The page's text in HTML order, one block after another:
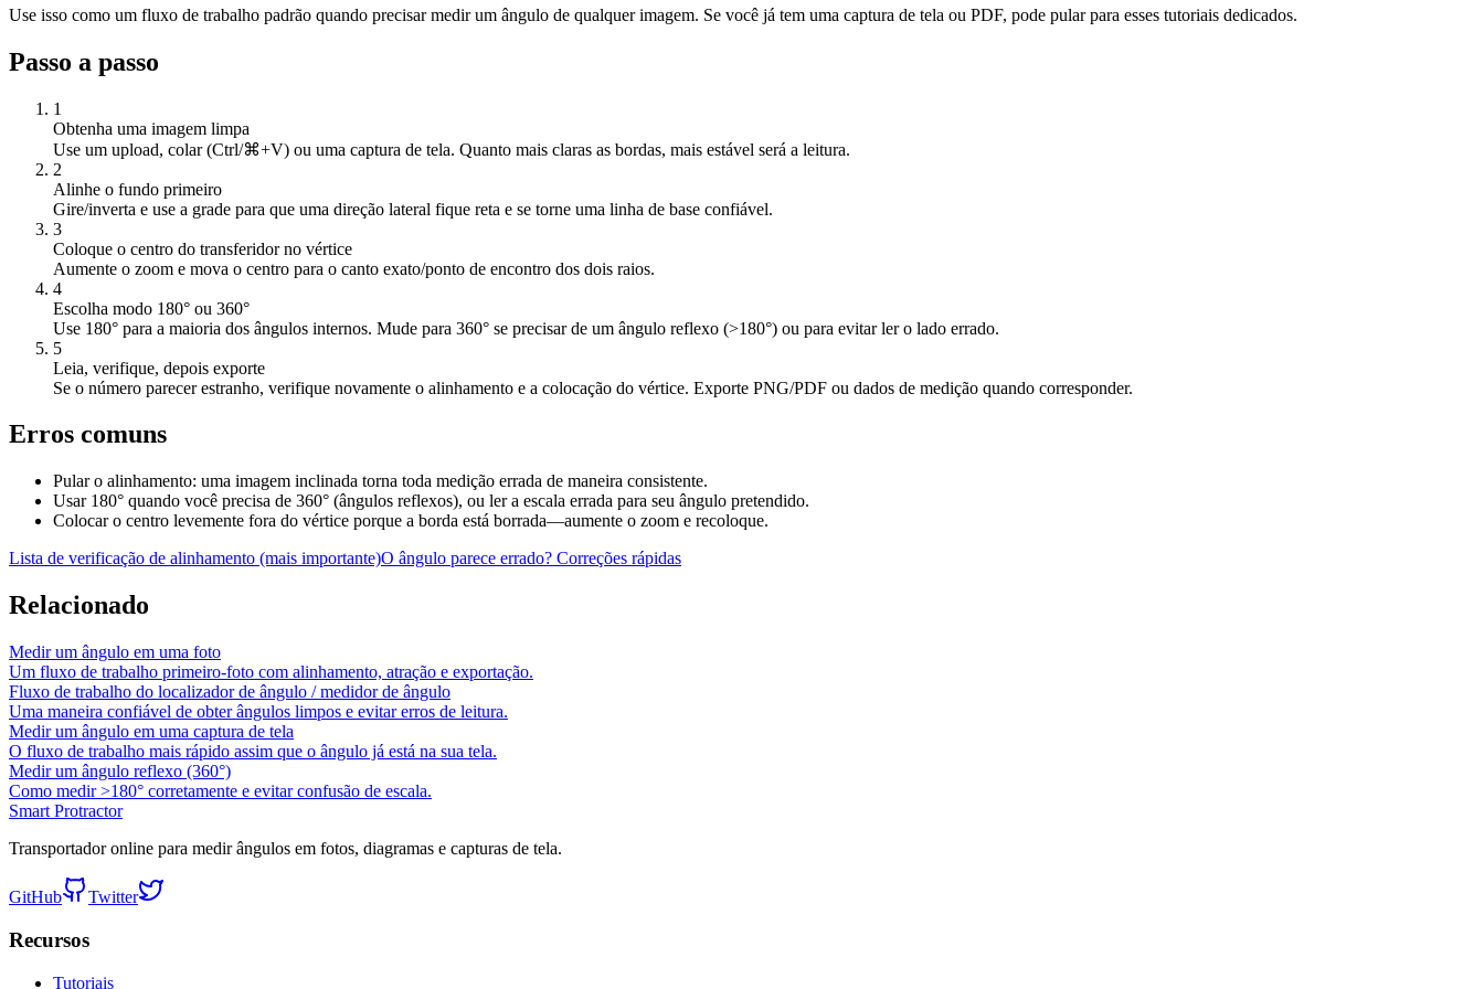
Use isso como um fluxo de trabalho padrão quando precisar medir um ângulo de qualquer imagem. Se você já tem uma captura de tela ou PDF, pode pular para esses tutoriais dedicados.
Passo a passo
1
Obtenha uma imagem limpa
Use um upload, colar (Ctrl/⌘+V) ou uma captura de tela. Quanto mais claras as bordas, mais estável será a leitura.
2
Alinhe o fundo primeiro
Gire/inverta e use a grade para que uma direção lateral fique reta e se torne uma linha de base confiável.
3
Coloque o centro do transferidor no vértice
Aumente o zoom e mova o centro para o canto exato/ponto de encontro dos dois raios.
4
Escolha modo 180° ou 360°
Use 180° para a maioria dos ângulos internos. Mude para 360° se precisar de um ângulo reflexo (>180°) ou para evitar ler o lado errado.
5
Leia, verifique, depois exporte
Se o número parecer estranho, verifique novamente o alinhamento e a colocação do vértice. Exporte PNG/PDF ou dados de medição quando corresponder.
Erros comuns
Pular o alinhamento: uma imagem inclinada torna toda medição errada de maneira consistente.
Usar 180° quando você precisa de 360° (ângulos reflexos), ou ler a escala errada para seu ângulo pretendido.
Colocar o centro levemente fora do vértice porque a borda está borrada—aumente o zoom e recoloque.
Lista de verificação de alinhamento (mais importante)O ângulo parece errado? Correções rápidas
Relacionado
Medir um ângulo em uma foto
Um fluxo de trabalho primeiro-foto com alinhamento, atração e exportação.
Fluxo de trabalho do localizador de ângulo / medidor de ângulo
Uma maneira confiável de obter ângulos limpos e evitar erros de leitura.
Medir um ângulo em uma captura de tela
O fluxo de trabalho mais rápido assim que o ângulo já está na sua tela.
Medir um ângulo reflexo (360°)
Como medir >180° corretamente e evitar confusão de escala.
Smart Protractor
Transportador online para medir ângulos em fotos, diagramas e capturas de tela.
GitHub Twitter
Recursos
Tutoriais